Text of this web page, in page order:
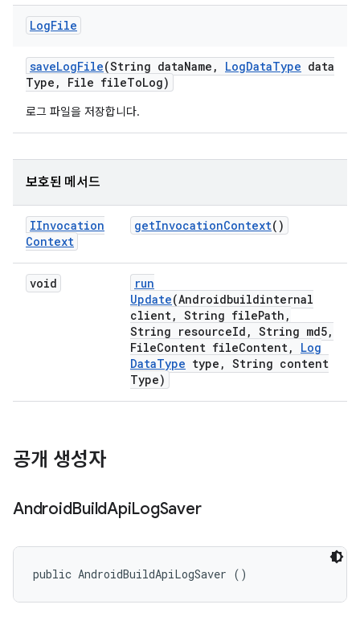
LogFile
saveLogFile(String dataName , LogDataType data
Type , File fileToLog)
로그 파일을 저장합니다.
보호된 메서드
IInvocation
Context
getInvocationContext()
void
run
Update(Androidbuildinternal
client, String filePath ,
String resourceId , String md5,
FileContent fileContent,
Log
DataType type , String content
Type)
공개 생성자
AndroidBuildApiLogSaver
public AndroidBuildApiLogSaver ()